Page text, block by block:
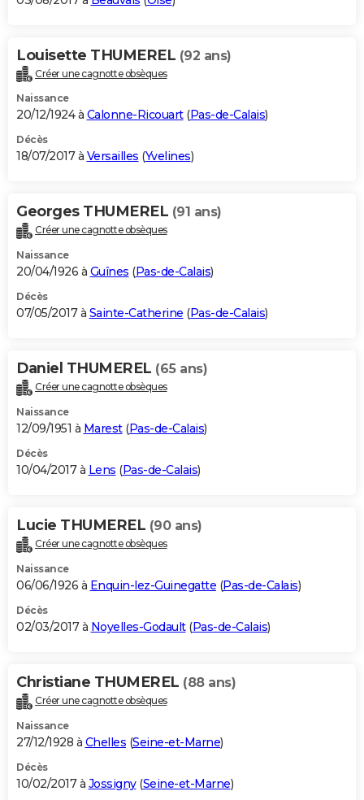
Louisette THUMEREL (92 ans)
Créer une cagnotte obsèques
Naissance
20/12/1924 à Calonne-Ricouart(Pas-de-Calais)
Décès
18/07/2017 à Versailles (Yvelines)
Georges THUMEREL (91 ans)
Créer une cagnotte obsèques
Naissance
20/04/1926 à Guînes (Pas-de-Calais)
Décès
07/05/2017 à Sainte-Catherine (Pas-de-Calais)
Daniel THUMEREL (65 ans)
Créer une cagnotte obsèques
Naissance
12/09/1951 à Marest(Pas-de-Calais)
Décès
10/04/2017 à Lens (Pas-de-Calais)
Lucie THUMEREL (90 ans)
Créer une cagnotte obsèques
Naissance
06/06/1926 à Enquin-lez-Guinegatte (Pas-de-Calais)
Décès
02/03/2017 à Noyelles-Godault(Pas-de-Calais)
Christiane THUMEREL (88 ans)
Créer une cagnotte obsèques
Naissance
27/12/1928 à Chelles (Seine-et-Marne)
Décès
10/02/2017 à Jossigny(Seine-et-Marne)